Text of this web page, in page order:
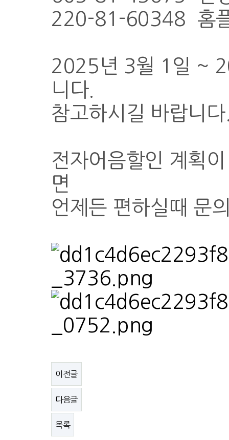
220-81-60348 홈
2025년 3월 1일 ~
니다.
참고하시길 바랍니
전자어음할인 계획
면
언제든 편하실때 문
이전글
다음글
목록